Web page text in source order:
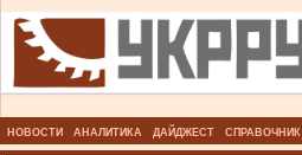
НОВОСТИ АНАЛИТИКА ДАЙДЖЕСТ СПРАВОЧНИК